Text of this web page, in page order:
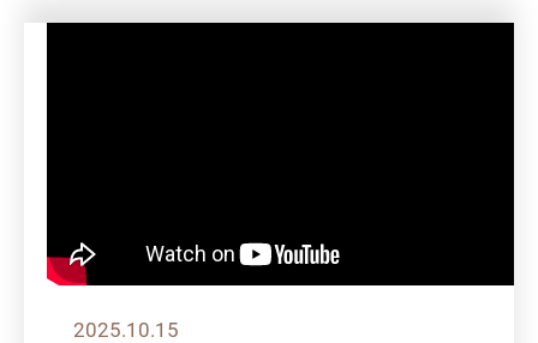
2025.10.15